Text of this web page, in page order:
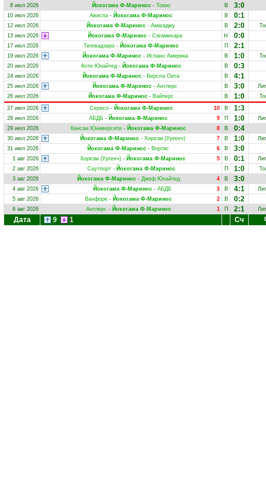
8 июл 2026 Йокогама Ф-Маринос- Токио В 3:0
10 июл 2026 Ависпа - Йокогама Ф-Маринос В 0:1
12 июл 2026 Йокогама Ф-Маринос - Амагаджу В 2:0
13 июл 2026
Йокогама Ф-Маринос - Сагамихара Н 0:0
17 июл 2026 Тегевадзаро- Йокогама Ф-Маринос П 2:1
19 июл 2026 Йокогама Ф-Маринос- Испано Америка В 1:0
20 июл 2026
Коти Юнайтед- Йокогама Ф-Маринос В 0:3
24 июл 2026 Йокогама Ф-Маринос - Верспа Оита В 4:1
25 июл 2026 Йокогама Ф-Маринос - Антлерс В 3:0
26 июл 2026
Йокогама Ф-Маринос- Вайперс В 1:0
27 июл 2026
10
Сересо- Йокогама Ф-Маринос В 1:3
28 июл 2026 9
АБДБ - Йокогама Ф-Маринос П 1:0
29 июл 2026
8
Кансаи Юниверсити - Йокогама Ф-Маринос В 0:4
30 июл 2026 7
Йокогама Ф-Маринос- Хорезм (Ургенч) В 1:0
31 июл 2026
6
Йокогама Ф-Маринос - Вортис В 3:0
1 авг 2026 5
Хорезм (Ургенч)- Йокогама Ф-Маринос В 0:1
2 авг 2026
Саутпорт- Йокогама Ф-Маринос П 1:0
3 авг 2026
4
Йокогама Ф-Маринос- Джеф Юнайтед В 3:0
4 авг 2026 3
Йокогама Ф-Маринос - АБДБ В 4:1
5 авг 2026
2
Ванфоре - Йокогама Ф-Маринос В 0:2
6 авг 2026 1
Антлерс - Йокогама Ф-Маринос П 2:1
Дата 9 1 Сч